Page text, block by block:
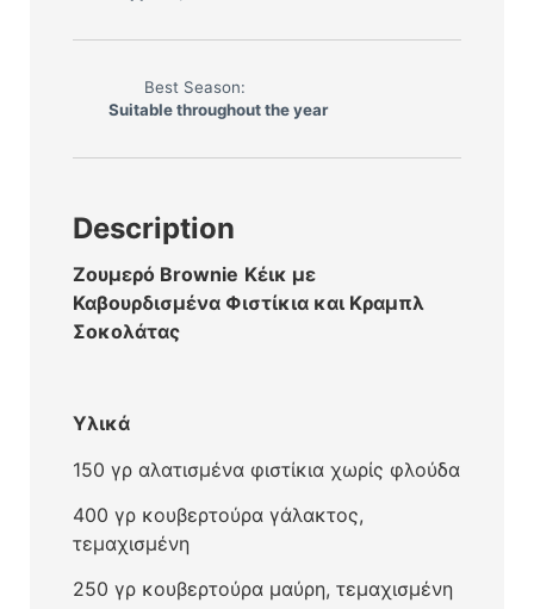
Best Season:
Suitable throughout the year
Description
Ζουμερό Brownie Κέικ με
Καβουρδισμένα Φιστίκια και Κραμπλ
Σοκολάτας
Υλικά
150 γρ αλατισμένα φιστίκια χωρίς φλούδα
400 γρ κουβερτούρα γάλακτος,
τεμαχισμένη
250 γρ κουβερτούρα μαύρη, τεμαχισμένη